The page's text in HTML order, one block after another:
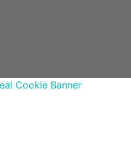
Cookie Banner